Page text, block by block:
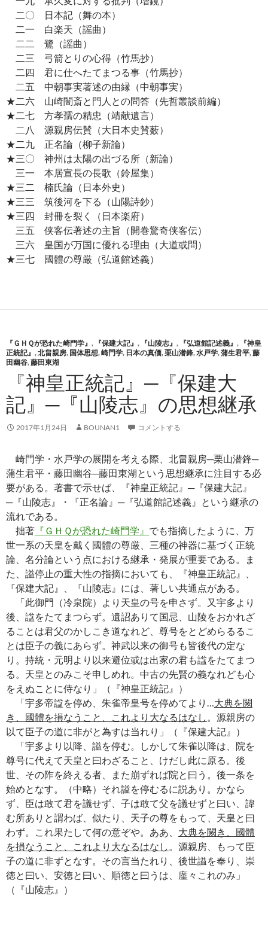
二〇 日本記（舞の本）
二一 白楽天（謡曲）
二二 鷺（謡曲）
二三 弓箭とりの心得（竹馬抄）
二四 君に仕へたてまつる事（竹馬抄）
二五 中朝事実著述の由縁（中朝事実）
★二六 山崎闇斎と門人との問答（先哲叢談前編）
★二七 方孝孺の精忠（靖献遺言）
二八 源親房伝賛（大日本史賛薮）
★二九 正名論（柳子新論）
★三〇 神州は太陽の出づる所（新論）
三一 本居宣長の長歌（鈴屋集）
★三二 楠氏論（日本外史）
★三三 筑後河を下る（山陽詩鈔）
★三四 封冊を裂く（日本楽府）
三五 侠客伝著述の主旨（開巻驚奇侠客伝）
三六 皇国が万国に優れる理由（大道或問）
★三七 國體の尊厳（弘道館述義）
『ＧＨＱが恐れた崎門学』 , 『保建大記』 , 『山陵志』 , 『弘道館記述義』 , 『神皇
正統記』 ,北畠親房, 国体思想,崎門学, 日本の真価,栗山潜鋒,水戸学,蒲生君平,藤
田幽谷,藤田東湖
『神皇正統記』─『保建大
記』─『山陵志』の思想継承
2017年1月24日 BOUNAN1 コメントする
崎門学・水戸学の展開を考える際、北畠親房─栗山潜鋒─
蒲生君平・藤田幽谷─藤田東湖という思想継承に注目する必
要がある。著書で示せば、『神皇正統記』─『保建大記』
─『山陵志』・『正名論』─『弘道館記述義』という継承の
流れである。
拙著 『ＧＨＱが恐れた崎門学』 でも指摘したように、万
世一系の天皇を戴く國體の尊厳、三種の神器に基づく正統
論、名分論という点における継承・発展が重要である。ま
た、謚停止の重大性の指摘においても、『神皇正統記』、
『保建大記』、『山陵志』には、著しい共通点がある。
「此御門（冷泉院）より天皇の号を申さず。又宇多より
後、諡をたてまつらず。遺詔ありて国忌、山陵をおかれざ
ることは君父のかしこき道なれど、尊号をとどめらるるこ
とは臣子の義にあらず。神武以来の御号も皆後代の定な
り。持統・元明より以来避位或は出家の君も諡をたてまつ
る。天皇とのみこそ申しめれ。中古の先賢の義なれども心
をえぬことに侍なり」（『神皇正統記』）
「宇多帝諡を停め、朱雀帝皇号を停めてより…大典を闕
き、國體を損なうこと、これより大なるはなし 。源親房の
以て臣子の道に非がと為すは当れり」（『保建大記』）
「宇多より以降、謚を停む。しかして朱雀以降は、院を
尊号に代えて天皇と曰わざること、けだし此に原る。後
世、その阼を終える者、また崩ずれば院と曰う。後一条を
始めとなす。（中略）それ謚を停むるに説あり。かなら
ず、臣は敢て君を議せず、子は敢て父を議せずと曰い、諱
む所ありと謂わば、似たり、天子の尊をもって、天皇と曰
わず。これ果たして何の意ぞや。ああ、 大典を闕き、國體
を損なうこと、これより大なるはなし 。源親房、もって臣
子の道に非ずとなす。その言当たれり、後世謚を奉り、崇
徳と曰い、安徳と曰い、順徳と曰うは、廑々これのみ」
（『山陵志』）